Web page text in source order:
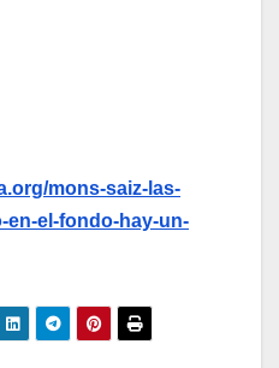
mons-saiz-las-
en-el-fondo-hay-un-